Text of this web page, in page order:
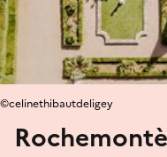
©celinethibautdeligey